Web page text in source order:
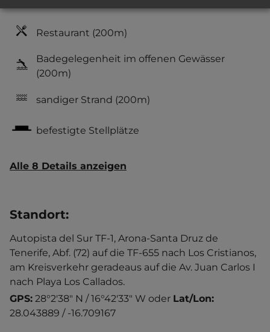
Restaurant (200m)
Badegelegenheit im offenen Gewässer
(200m)
sandiger Strand (200m)
befestigte Stellplätze
Alle 8 Details anzeigen
Standort:
Autopista del Sur TF-1, Arona-Santa Druz de
Tenerife, Abf. (72) auf die TF-655 nach Los Cristianos,
am Kreisverkehr geradeaus auf die Av. Juan Carlos I
nach Playa Los Callados.
GPS: 28°2'38" N / 16°42'33" W oder Lat/Lon:
28.043889 / -16.709167